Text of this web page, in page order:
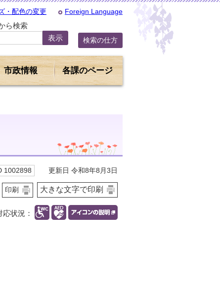
・配色の変更 Foreign Language
ら検索
検索の仕方
市政情報 各課のページ
1002898 更新日 令和8年8月3日
印刷 大きな文字で印刷
状況：